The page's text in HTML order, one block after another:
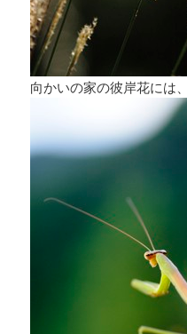
向かいの家の彼岸花には